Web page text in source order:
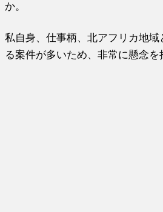
か。
私自身、仕事柄、北アフリカ地
る案件が多いため、非常に懸念を